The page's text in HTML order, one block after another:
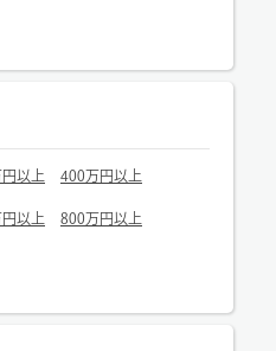
以上 400万円以上
以上 800万円以上